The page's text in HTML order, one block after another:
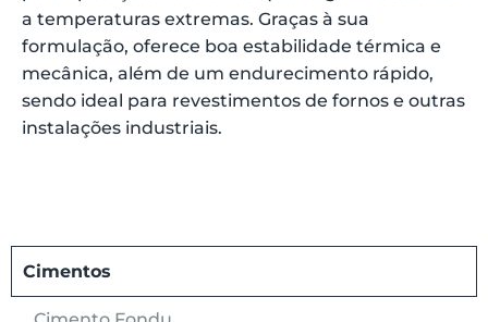
Cimentos
a temperaturas extremas. Graças à sua
formulação, oferece boa estabilidade térmica e
mecânica, além de um endurecimento rápido,
sendo ideal para revestimentos de fornos e outras
instalações industriais.